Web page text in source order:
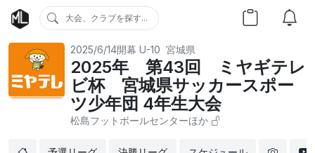
大会、クラブを探す...
2025/6/14開幕 U-10 宮城県
2025年 第43回 ミヤギテレ
ビ杯 宮城県サッカースポー
ツ少年団 4年生大会
松島フットボールセンターほか